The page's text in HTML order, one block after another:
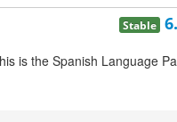
Stable
is the Spanish Language